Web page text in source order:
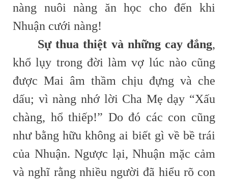
nàng nuôi nàng ăn học cho đến khi
Nhuận cưới nàng!
Sự thua thiệt và những cay đắng,
khổ lụy trong đời làm vợ lúc nào cũng
được Mai âm thầm chịu đựng và che
dấu; vì nàng nhớ lời Cha Mẹ dạy “Xấu
chàng, hổ thiếp!” Do đó các con cũng
như bằng hữu không ai biết gì về bề trái
của Nhuận. Ngược lại, Nhuận mặc cảm
và nghĩ rằng nhiều người đã hiểu rõ con